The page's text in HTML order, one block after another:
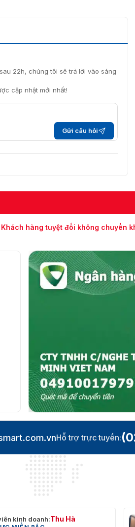
22h, chúng tôi sẽ trả lời vào sáng
cập nhật mới nhất!
Gửi câu hỏi
hàng tuyệt đối không chuyển
Hỗ trợ trực tuyến:
kinh doanh:Thu Hà